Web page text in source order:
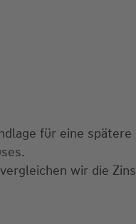
für eine spätere
wir die